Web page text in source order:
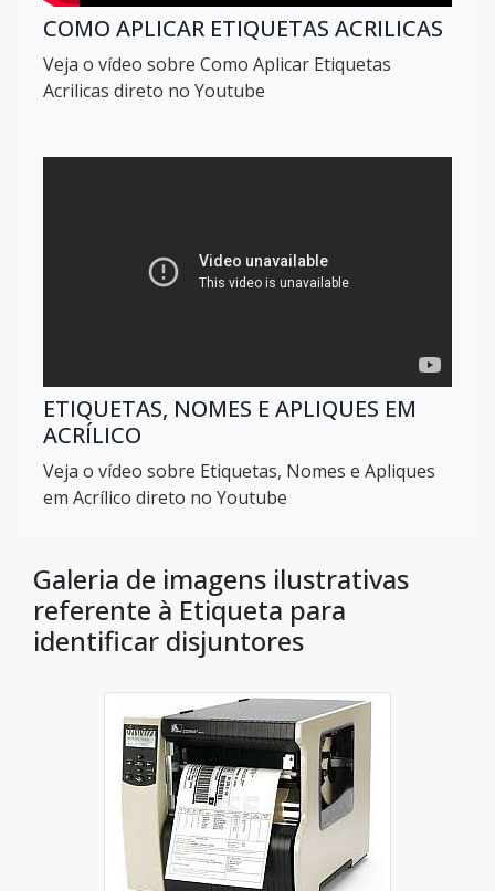
COMO APLICAR ETIQUETAS ACRILICAS
Veja o vídeo sobre Como Aplicar Etiquetas
Acrilicas direto no Youtube
ETIQUETAS, NOMES E APLIQUES EM
ACRÍLICO
Veja o vídeo sobre Etiquetas, Nomes e Apliques
em Acrílico direto no Youtube
Galeria de imagens ilustrativas
referente à Etiqueta para
identificar disjuntores